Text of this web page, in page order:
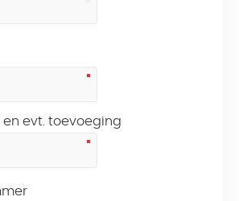
en evt. toevoeging